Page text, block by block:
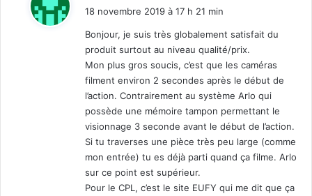
:
18 novembre 2019 à 17 h 21 min
Bonjour, je suis très globalement satisfait du
produit surtout au niveau qualité/prix.
Mon plus gros soucis, c’est que les caméras
filment environ 2 secondes après le début de
l’action. Contrairement au système Arlo qui
possède une mémoire tampon permettant le
visionnage 3 seconde avant le début de l’action.
Si tu traverses une pièce très peu large (comme
mon entrée) tu es déjà parti quand ça filme. Arlo
sur ce point est supérieur.
Pour le CPL, c’est le site EUFY qui me dit que ça